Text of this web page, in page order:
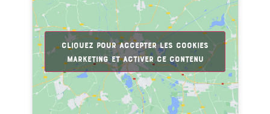
Cliquez pour accepter les cookies
marketing et activer ce contenu